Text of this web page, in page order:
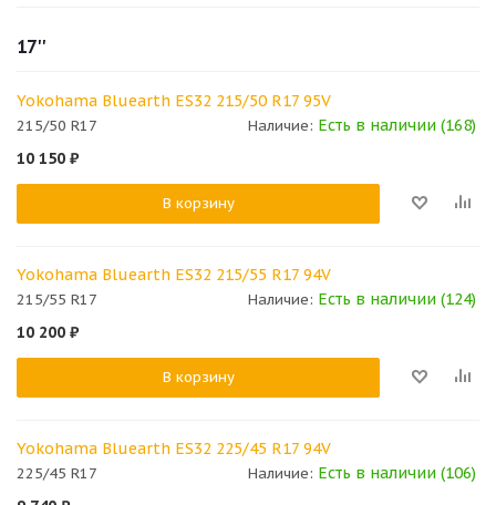
17''
Yokohama Bluearth ES32 215/50 R17 95V
215/50 R17 Наличие: Есть в наличии (168)
10 150 ₽
В корзину
Yokohama Bluearth ES32 215/55 R17 94V
215/55 R17 Наличие: Есть в наличии (124)
10 200 ₽
В корзину
Yokohama Bluearth ES32 225/45 R17 94V
225/45 R17 Наличие: Есть в наличии (106)